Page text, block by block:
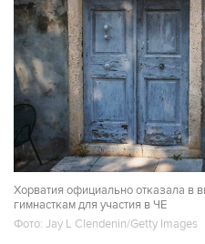
Хорватия официально отказала в
гимнасткам для участия в ЧЕ
Фото: Jay L Clendenin/Getty Images